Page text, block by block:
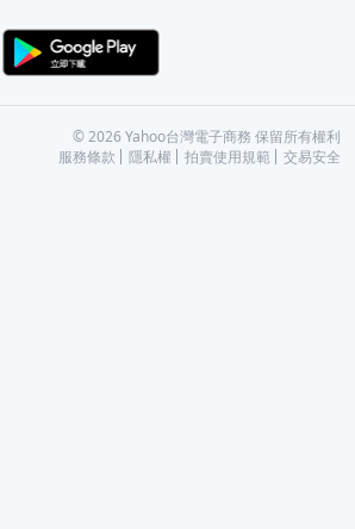
APP Store
©2026 Yahoo台灣電子商務 保留所有權利
服務條款
隱私權 拍賣使用規範 交易安全